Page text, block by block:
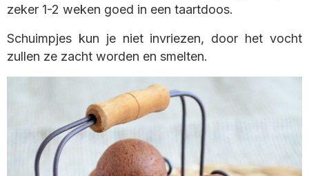
zeker 1-2 weken goed in een taartdoos.
Schuimpjes kun je niet invriezen, door het vocht
zullen ze zacht worden en smelten.